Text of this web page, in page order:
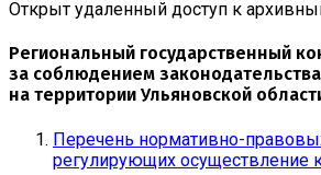
Открыт удаленный доступ к
Региональный государственный
за соблюдением
на территории Ульяновской
Перечень нормативно-
регулирующих осуществление